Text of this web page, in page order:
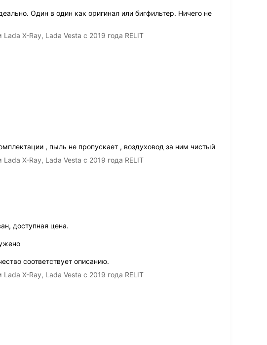
Один в один как оригинал или бигфильтер. Ничего не
X-Ray, Lada Vesta с 2019 года RELIT
, пыль не пропускает , воздуховод за ним чистый
X-Ray, Lada Vesta с 2019 года RELIT
доступная цена.
соответствует описанию.
X-Ray, Lada Vesta с 2019 года RELIT